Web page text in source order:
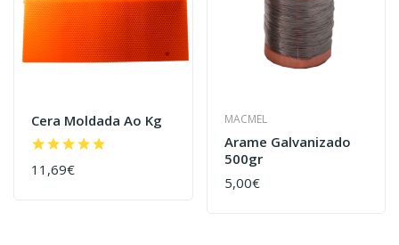
Cera Moldada Ao Kg
11,69€
MACMEL
Arame Galvanizado
500gr
5,00€